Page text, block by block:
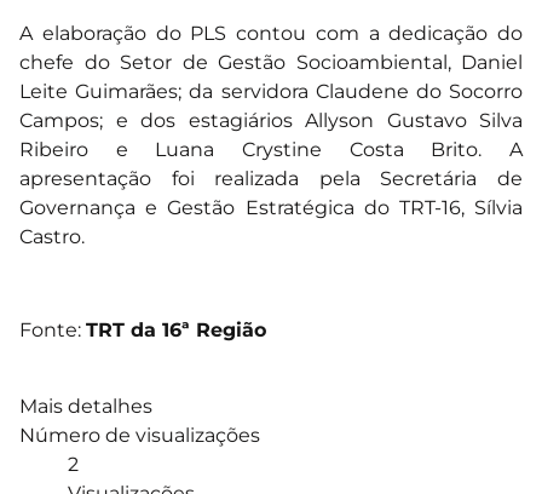
A elaboração do PLS contou com a dedicação do
chefe do Setor de Gestão Socioambiental, Daniel
Leite Guimarães; da servidora Claudene do Socorro
Campos; e dos estagiários Allyson Gustavo Silva
Ribeiro e Luana Crystine Costa Brito. A
apresentação foi realizada pela Secretária de
Governança e Gestão Estratégica do TRT-16, Sílvia
Castro.
Fonte: TRT da 16ª Região
Mais detalhes
Número de visualizações
2